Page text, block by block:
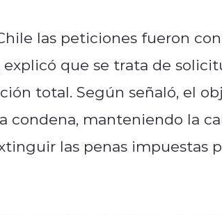
las peticiones fueron
que se trata de
total. Según señaló, el
condena, manteniendo la
las penas impuestas